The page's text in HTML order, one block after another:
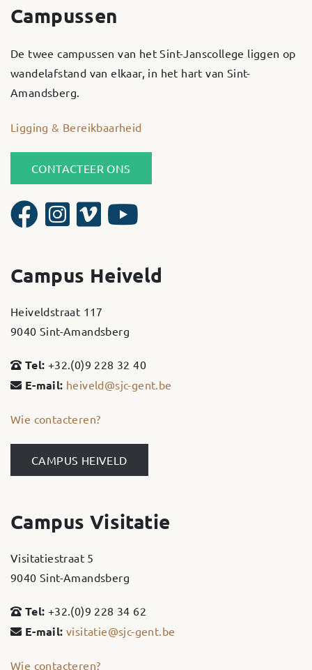
Campussen
De twee campussen van het Sint-Janscollege liggen op
wandelafstand van elkaar, in het hart van Sint-
Amandsberg.
Ligging & Bereikbaarheid
CONTACTEER ONS
Campus Heiveld
Heiveldstraat 117
9040 Sint-Amandsberg
Tel: +32.(0)9 228 32 40
E-mail: heiveld@sjc-gent.be
Wie contacteren?
CAMPUS HEIVELD
Campus Visitatie
Visitatiestraat 5
9040 Sint-Amandsberg
Tel: +32.(0)9 228 34 62
E-mail: visitatie@sjc-gent.be
Wie contacteren?